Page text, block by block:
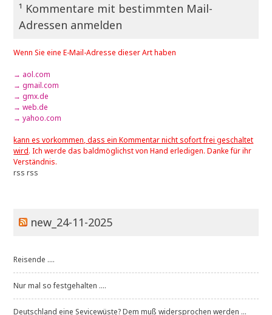
¹ Kommentare mit bestimmten Mail-
Adressen anmelden
Wenn Sie eine E-Mail-Adresse dieser Art haben
→ aol.com
→ gmail.com
→ gmx.de
→ web.de
→ yahoo.com
kann es vorkommen, dass ein Kommentar nicht sofort frei geschaltet
wird. Ich werde das baldmöglichst von Hand erledigen. Danke für ihr
Verständnis.
rss rss
new_24-11-2025
Reisende ....
Nur mal so festgehalten ....
Deutschland eine Sevicewüste? Dem muß widersprochen werden ...